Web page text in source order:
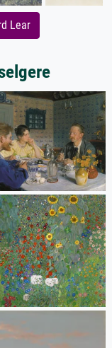
Lear